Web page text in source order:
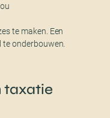
te maken. Een
onderbouwen.
taxatie